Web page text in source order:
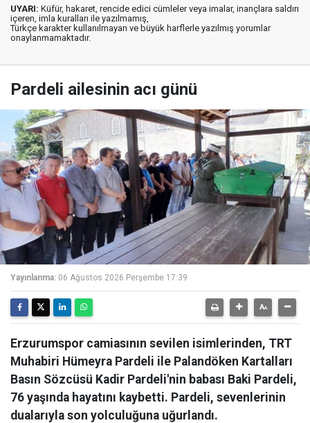
UYARI: Küfür, hakaret, rencide edici cümleler veya imalar, inançlara saldırı
içeren, imla kuralları ile yazılmamış,
Türkçe karakter kullanılmayan ve büyük harflerle yazılmış yorumlar
onaylanmamaktadır.
Pardeli ailesinin acı günü
Yayınlanma: 06 Ağustos 2026 Perşembe 17:39
Erzurumspor camiasının sevilen isimlerinden, TRT
Muhabiri Hümeyra Pardeli ile Palandöken Kartalları
Basın Sözcüsü Kadir Pardeli'nin babası Baki Pardeli,
76 yaşında hayatını kaybetti. Pardeli, sevenlerinin
dualarıyla son yolculuğuna uğurlandı.